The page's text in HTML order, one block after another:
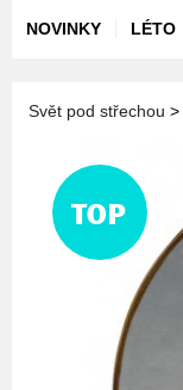
NOVINKY LÉTO
Svět pod střechou >
TOP